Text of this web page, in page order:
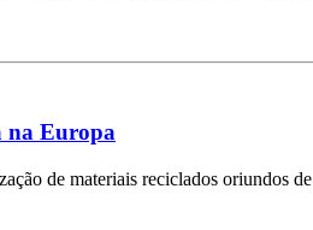
na Europa
de materiais reciclados oriundos